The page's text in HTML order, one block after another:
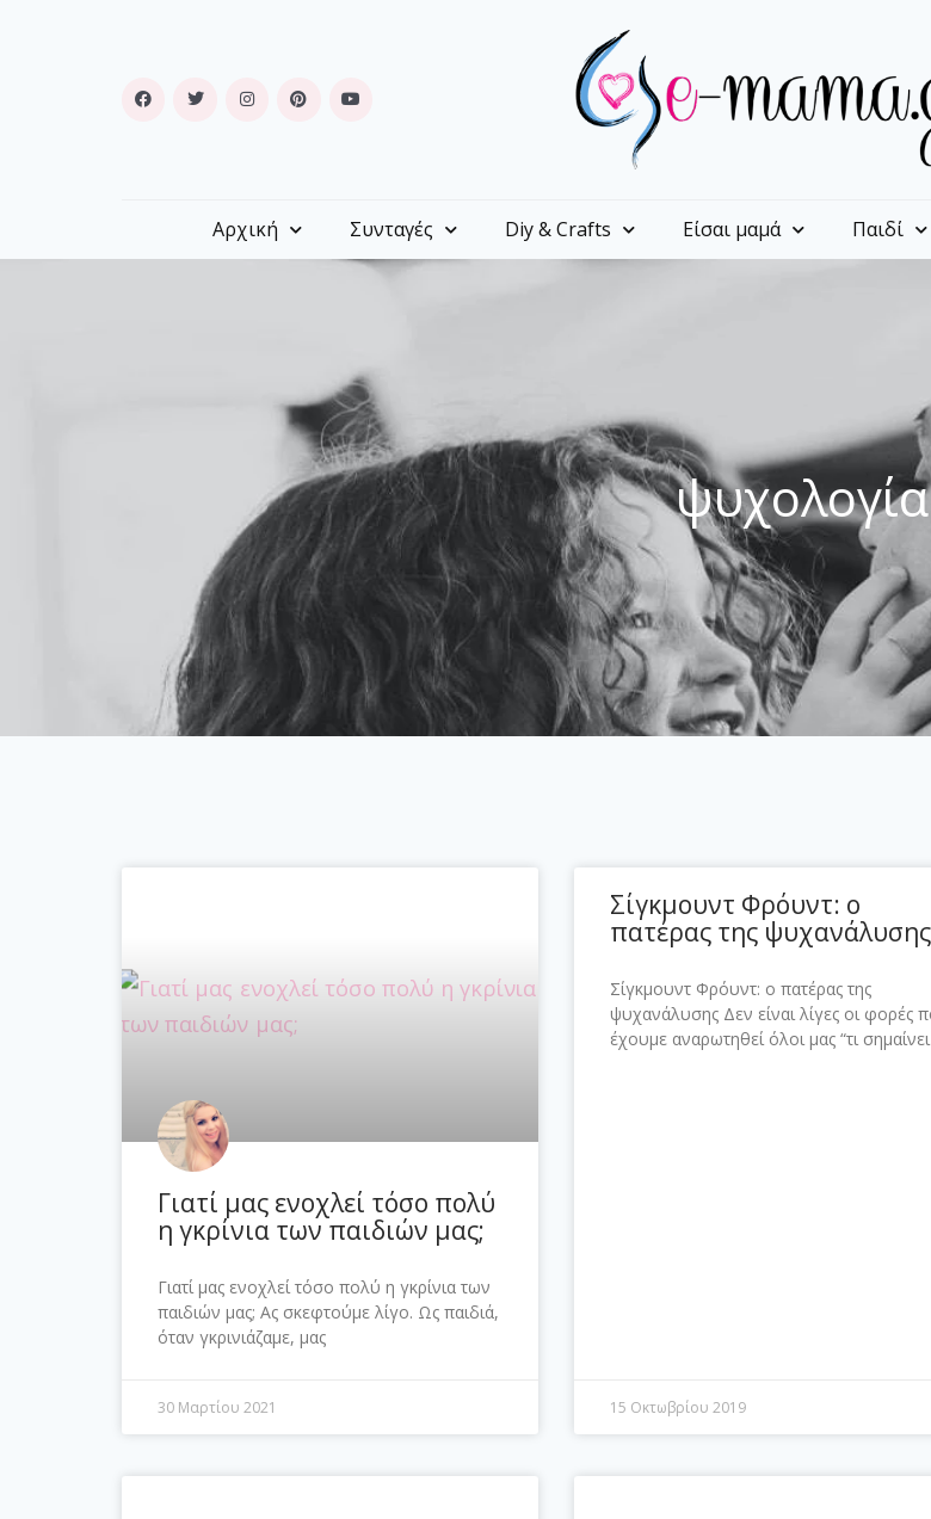
Αρχική Συνταγές Diy & Crafts Είσαι μαμά Παιδί
ψυχολογία
Γιατί μας ενοχλεί τόσο πολύ
η γκρίνια των παιδιών μας;
Γιατί μας ενοχλεί τόσο πολύ η γκρίνια των
παιδιών μας; Ας σκεφτούμε λίγο. Ως παιδιά,
όταν γκρινιάζαμε, μας
30 Μαρτίου 2021
Σίγκμουντ Φρόυντ: ο
πατέρας της ψυχανάλυσης
Σίγκμουντ Φρόυντ: ο πατέρας της
ψυχανάλυσης Δεν είναι λίγες οι φορές
έχουμε αναρωτηθεί όλοι μας “τι σημαίνει
15 Οκτωβρίου 2019